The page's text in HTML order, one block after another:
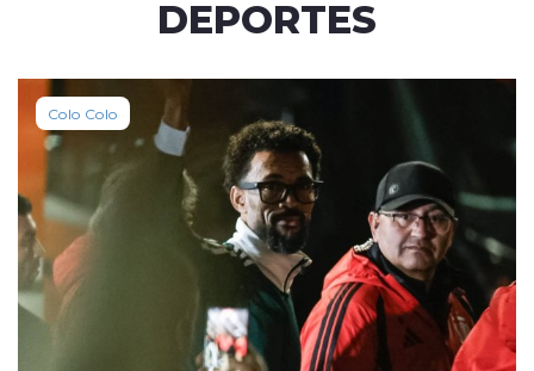
DEPORTES
Colo Colo